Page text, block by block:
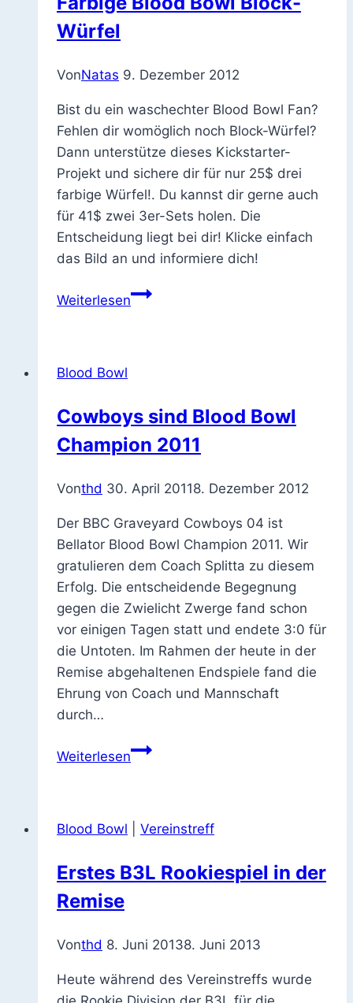
Würfel
VonNatas 9. Dezember 2012
Bist du ein waschechter Blood Bowl Fan?
Fehlen dir womöglich noch Block-Würfel?
Dann unterstütze dieses Kickstarter-
Projekt und sichere dir für nur 25$ drei
farbige Würfel!. Du kannst dir gerne auch
für 41$ zwei 3er-Sets holen. Die
Entscheidung liegt bei dir! Klicke einfach
das Bild an und informiere dich!
WeiterlesenFarbige
Blood Bowl
Cowboys sind Blood Bowl
Champion 2011
Vonthd 30. April 20118. Dezember 2012
Der BBC Graveyard Cowboys 04 ist
Bellator Blood Bowl Champion 2011. Wir
gratulieren dem Coach Splitta zu diesem
Erfolg. Die entscheidende Begegnung
gegen die Zwielicht Zwerge fand schon
vor einigen Tagen statt und endete 3:0 für
die Untoten. Im Rahmen der heute in der
Remise abgehaltenen Endspiele fand die
Ehrung von Coach und Mannschaft
durch…
WeiterlesenCowboys
Champion
Blood Bowl Vereinstreff
Erstes B3L Rookiespiel in der
Remise
Vonthd 8. Juni 20138. Juni 2013
Heute während des Vereinstreffs wurde